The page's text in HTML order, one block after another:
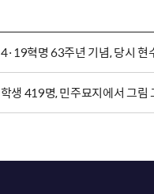
4·19혁명 63주년 기념, 당시 현
학생 419명, 민주묘지에서 그림